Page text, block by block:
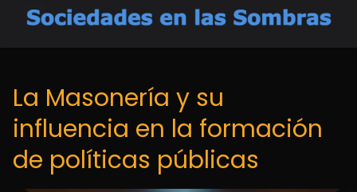
La Masonería y su
influencia en la formación
de políticas públicas